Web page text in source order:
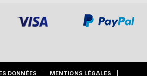
DONNÉES MENTIONS LÉGALES